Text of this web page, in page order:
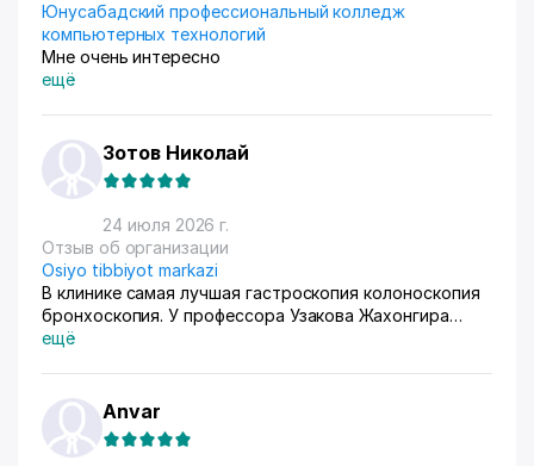
Юнусабадский профессиональный колледж
компьютерных технологий
Мне очень интересно
ещё
Зотов Николай
24 июля 2026 г.
Отзыв об организации
Osiyo tibbiyot markazi
В клинике самая лучшая гастроскопия колоноскопия
бронхоскопия. У профессора Узакова Жахонгира
Низамовича.
ещё
Anvar